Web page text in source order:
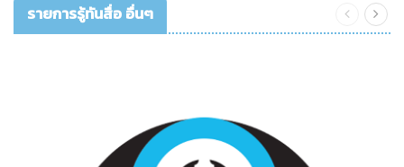
รายการรู้ทันสื่อ อื่นๆ